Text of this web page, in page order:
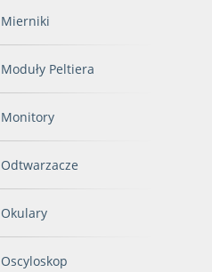
Mierniki
Moduły Peltiera
Monitory
Odtwarzacze
Okulary
Oscyloskop